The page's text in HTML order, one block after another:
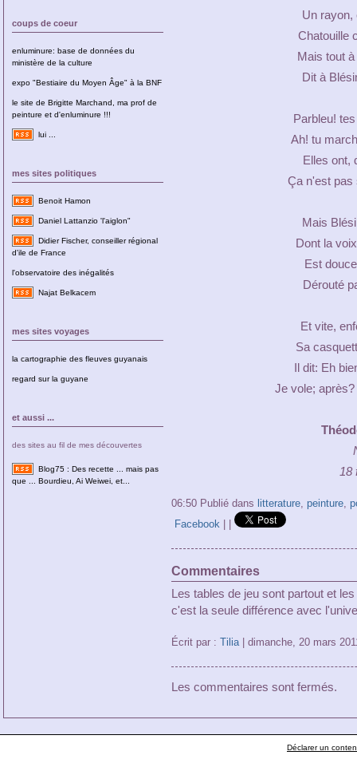
coups de coeur
enluminure: base de données du
ministère de la culture
expo "Bestiaire du Moyen Âge" à la BNF
le site de Brigitte Marchand, ma prof de
peinture et d'enluminure !!!
lui ...
mes sites politiques
Benoit Hamon
Daniel Lattanzio 'l'aiglon"
Didier Fischer, conseiller régional
d'ile de France
l'observatoire des inégalités
Najat Belkacem
mes sites voyages
la cartographie des fleuves guyanais
regard sur la guyane
et aussi ...
des sites au fil de mes découvertes
Blog75 : Des recette ... mais pas
que ... Bourdieu, Ai Weiwei, et...
Un rayon,
Chatouille
Mais tout
Dit à
Parbleu!
Ah! tu
Elles ont,
Ça n'est pas
Mais
Dont la
Est
Dérouté
Et vite,
Sa
Il dit: Eh
Je vole;
18
06:50 Publié dans litterature, peinture,
Facebook | |
Commentaires
Les tables de jeu sont partout et
c'est la seule différence avec
Écrit par : Tilia| dimanche, 20 mars
Les commentaires sont fermés.
Déclarer un